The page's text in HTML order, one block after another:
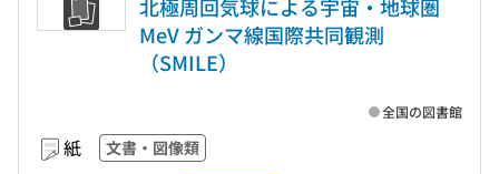
北極周回気球による宇宙・地球圏
MeV ガンマ線国際共同観測
（SMILE）
紙 文書・図像類
全国の図書館